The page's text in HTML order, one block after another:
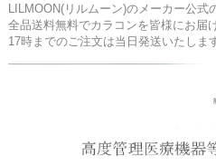
LILMOON(リルムーン)のメーカー公式
全品送料無料でカラコンを皆様にお届
17時までのご注文は当日発送いたしま